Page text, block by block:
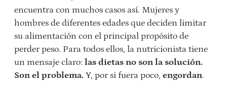
encuentra con muchos casos así. Mujeres y
hombres de diferentes edades que deciden limitar
su alimentación con el principal propósito de
perder peso. Para todos ellos, la nutricionista tiene
un mensaje claro: las dietas no son la solución.
Son el problema. Y, por si fuera poco, engordan.